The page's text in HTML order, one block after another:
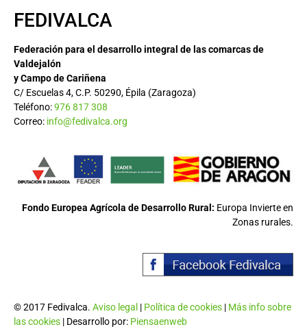
FEDIVALCA
Federación para el desarrollo integral de las comarcas de
Valdejalón
y Campo de Cariñena
C/ Escuelas 4, C.P. 50290, Épila (Zaragoza)
Teléfono:976 817 308
Correo: info@fedivalca.org
Fondo Europea Agrícola de Desarrollo Rural: Europa Invierte en
Zonas rurales.
© 2017 Fedivalca. Aviso legal | Política de cookies | Más info sobre
las cookies | Desarrollo por: Piensaenweb